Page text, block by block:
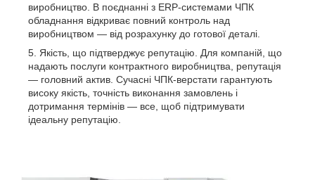
виробництво. В поєднанні з ERP-системами ЧПК
обладнання відкриває повний контроль над
виробництвом — від розрахунку до готової деталі.
Якість, що підтверджує репутацію. Для компаній, що
надають послуги контрактного виробництва, репутація
— головний актив. Сучасні ЧПК-верстати гарантують
високу якість, точність виконання замовлень і
дотримання термінів — все, щоб підтримувати
ідеальну репутацію.